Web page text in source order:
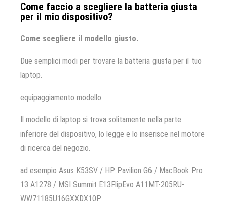
Come faccio a scegliere la batteria giusta
per il mio dispositivo?
Come scegliere il modello giusto.
Due semplici modi per trovare la batteria giusta per il tuo
laptop.
equipaggiamento modello
Il modello di laptop si trova solitamente nella parte
inferiore del dispositivo, lo legge e lo inserisce nel motore
di ricerca del negozio.
ad esempio Asus K53SV / HP Pavilion G6 / MacBook Pro
13 A1278 / MSI Summit E13FlipEvo A11MT-205RU-
WW71185U16GXXDX10P